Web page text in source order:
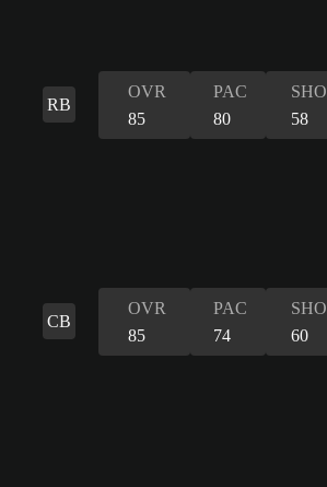
RB
OVR
85
PAC
80
SHO
58
CB
OVR
85
PAC
74
SHO
60